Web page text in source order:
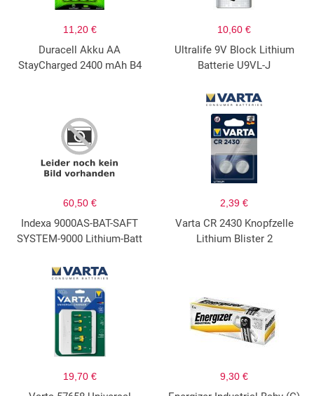
11,20 €
Duracell Akku AA
StayCharged 2400 mAh B4
10,60 €
Ultralife 9V Block Lithium
Batterie U9VL-J
60,50 €
Indexa 9000AS-BAT-SAFT
SYSTEM-9000 Lithium-Batt
2,39 €
Varta CR 2430 Knopfzelle
Lithium Blister 2
19,70 € 9,30 €